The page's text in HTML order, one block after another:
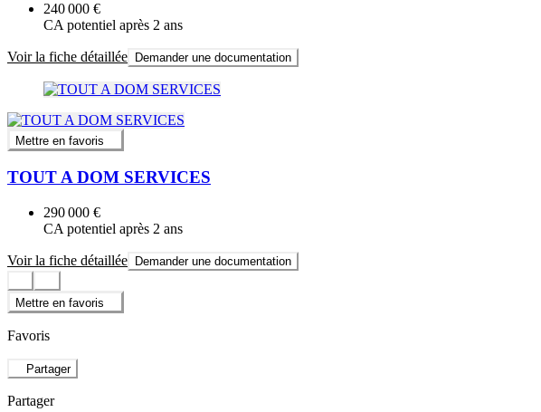
240 000 €
CA potentiel après 2 ans
Voir la fiche détaillée Demander une documentation
Mettre en favoris
TOUT A DOM SERVICES
290 000 €
CA potentiel après 2 ans
Voir la fiche détaillée Demander une documentation
Mettre en favoris
Favoris
Partager
Partager